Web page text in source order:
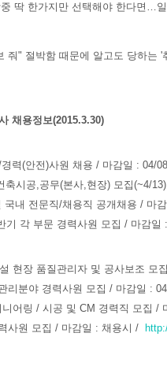
딱 한가지만 선택해야 한다면…
줘" 절박함 때문에 알고도 당하는
채용정보(2015.3.30)
력(안전)사원 채용 / 마감일 : 04/
축시공,공무(본사,현장) 모집(~4/
국내 전문직/채용직 공개채용 / 마
기 각 부문 경력사원 모집 / 마감일
현장 품질관리자 및 공사보조 모
리분야 경력사원 모집 / 마감일 :
어링 / 시공 및 CM 경력직 모집 /
사원 모집 / 마감일 : 채용시 /